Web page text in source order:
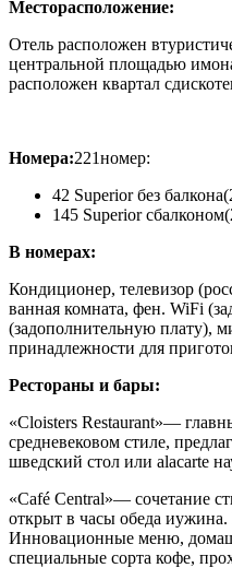
Месторасположение:
Отель расположен
центральной площадью
расположен квартал
Номера:221номер:
42 Superior без балкона
145 Superior сбалконом
В номерах:
Кондиционер, телевизор
ванная комната, фен. WiFi
(задополнительную плату),
принадлежности для
Рестораны и бары:
«Cloisters Restaurant»—
средневековом стиле,
шведский стол или alacarte
«Café Central»— сочетание
открыт в часы обеда
Инновационные меню,
специальные сорта кофе,